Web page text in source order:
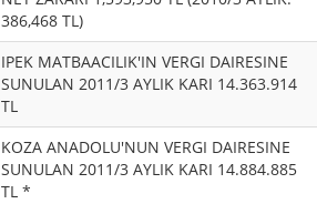
386,468 TL)
IPEK MATBAACILIK'IN VERGI DAIRESINE
SUNULAN 2011/3 AYLIK KARI 14.363.914
TL
KOZA ANADOLU'NUN VERGI DAIRESINE
SUNULAN 2011/3 AYLIK KARI 14.884.885
TL *